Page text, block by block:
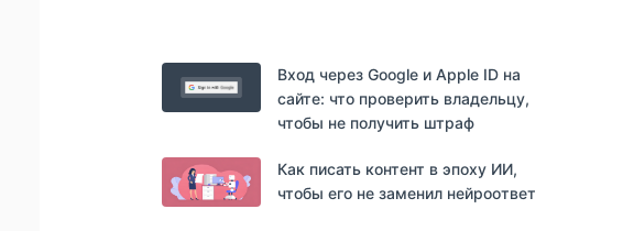
Вход через Google и Apple ID на
сайте: что проверить владельцу,
чтобы не получить штраф
Как писать контент в эпоху ИИ,
чтобы его не заменил нейроответ